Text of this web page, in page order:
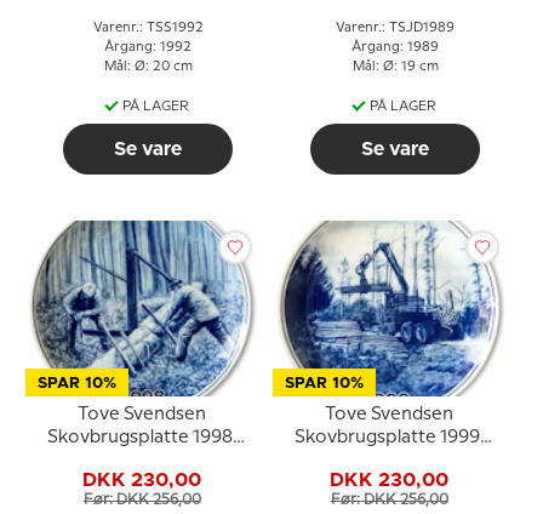
Varenr.: TSS1992
Årgang: 1992
Mål: Ø: 20 cm
PÅ LAGER
Se vare
Varenr.: TSJD1989
Årgang: 1989
Mål: Ø: 19 cm
PÅ LAGER
Se vare
SPAR 10%
Tove Svendsen
Skovbrugsplatte 1998,
DKK 230,00
Før: DKK 256,00
SPAR 10%
Tove Svendsen
Skovbrugsplatte 1999,
DKK 230,00
Før: DKK 256,00